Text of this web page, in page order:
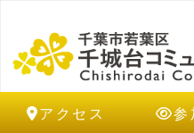
アクセス 参